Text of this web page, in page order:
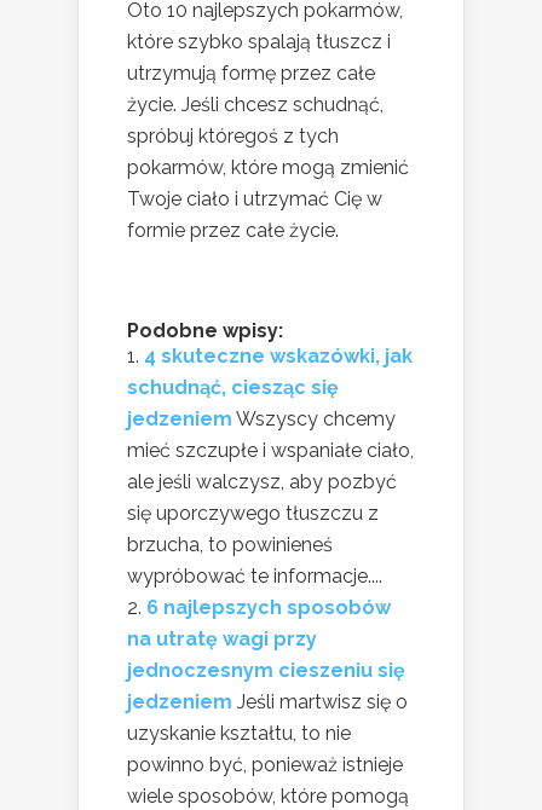
Oto 10 najlepszych pokarmów,
które szybko spalają tłuszcz i
utrzymują formę przez całe
życie. Jeśli chcesz schudnąć,
spróbuj któregoś z tych
pokarmów, które mogą zmienić
Twoje ciało i utrzymać Cię w
formie przez całe życie.
Podobne wpisy:
4 skuteczne wskazówki, jak
schudnąć, ciesząc się
jedzeniem Wszyscy chcemy
mieć szczupłe i wspaniałe ciało,
ale jeśli walczysz, aby pozbyć
się uporczywego tłuszczu z
brzucha, to powinieneś
wypróbować te informacje....
6 najlepszych sposobów
na utratę wagi przy
jednoczesnym cieszeniu się
jedzeniem Jeśli martwisz się o
uzyskanie kształtu, to nie
powinno być, ponieważ istnieje
wiele sposobów, które pomogą